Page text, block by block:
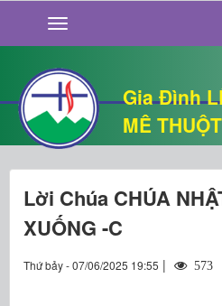
Gia Đình
MÊ THUỘT
GIỚI THIỆU
TIN TỨC
SỐNG ĐẠO
CHUYỆN NHÀ
QUÁN VĂN
THƯ GIÃN
Lời Chúa CHÚA
XUỐNG -C
Thứ bảy - 07/06/2025 19:55 | 573